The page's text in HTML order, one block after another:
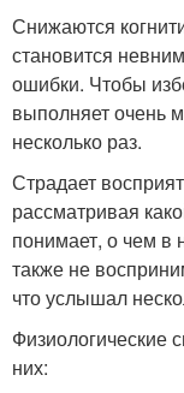
Снижаются
становится
ошибки. Чтобы
выполняет очень
несколько раз.
Страдает
рассматривая
понимает, о чем в
также не
что услышал
Физиологические
них: